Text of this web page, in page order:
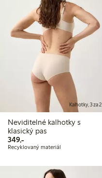
Kalhotky, 3 za 2
Neviditelné kalhotky s
klasický pas
349,-349,00 Kč
Recyklovaný materiál